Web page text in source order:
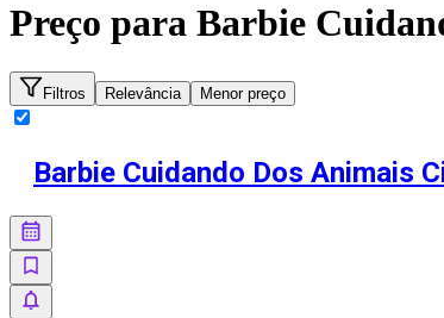
Preço para Barbie
Filtros Relevância Menor preço
Barbie Cuidando Dos Animais